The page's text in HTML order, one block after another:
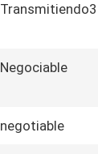
Transmitiendo3
Negociable
negotiable